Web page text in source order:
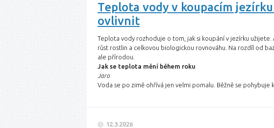
Teplota vody v koupacím
ovlivnit
Teplota vody rozhoduje o tom, jak si koupání v jezírku
růst rostlin a celkovou biologickou rovnováhu. Na rozdíl od
ale přírodou.
Jak se teplota mění během roku
Jaro
Voda se po zimě ohřívá jen velmi pomalu. Běžně se pohybuje
12.3.2026